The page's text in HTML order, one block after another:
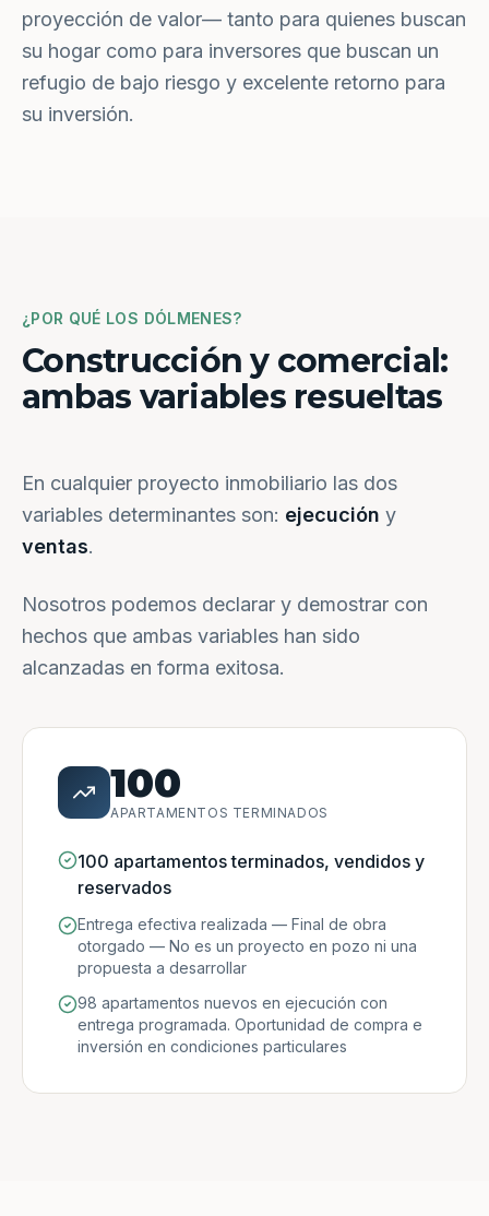
proyección de valor— tanto para quienes buscan
su hogar como para inversores que buscan un
refugio de bajo riesgo y excelente retorno para
su inversión.
¿POR QUÉ LOS DÓLMENES?
Construcción y comercial:
ambas variables resueltas
En cualquier proyecto inmobiliario las dos
variables determinantes son: ejecución y
ventas.
Nosotros podemos declarar y demostrar con
hechos que ambas variables han sido
alcanzadas en forma exitosa.
100
APARTAMENTOS TERMINADOS
100 apartamentos terminados, vendidos y
reservados
Entrega efectiva realizada — Final de obra
otorgado — No es un proyecto en pozo ni una
propuesta a desarrollar
98 apartamentos nuevos en ejecución con
entrega programada. Oportunidad de compra e
inversión en condiciones particulares